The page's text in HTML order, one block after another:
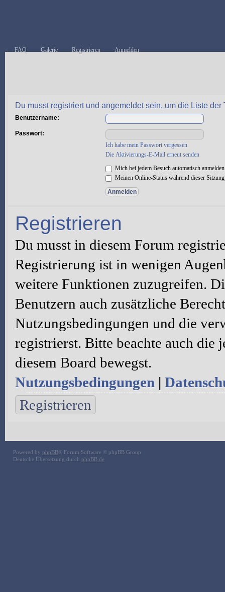
FAQ Galerie Registrieren Anmelden
Du musst registriert und angemeldet sein, um die Liste
Benutzername:
Passwort:
Ich habe mein Passwort vergessen
Die Aktivierungs-E-Mail erneut senden
Mich bei jedem Besuch automatisch anmelden
Meinen Online-Status während dieser
Registrieren
Du musst in diesem Forum
Registrierung ist in wenigen
weitere Funktionen zuzugreifen.
Benutzern auch zusätzliche
Nutzungsbedingungen und die
registrierst. Bitte beachte auch
diesem Board bewegst.
Nutzungsbedingungen |
Registrieren
Powered by phpBB® Forum Software © phpBB Group
Deutsche Übersetzung durch phpBB.de